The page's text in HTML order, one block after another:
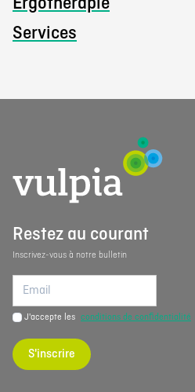
Services
Restez au courant
Inscrivez-vous à notre bulletin
J'accepte les conditions de confidentialité
S'inscrire